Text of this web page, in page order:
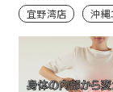
宜野湾店 沖縄